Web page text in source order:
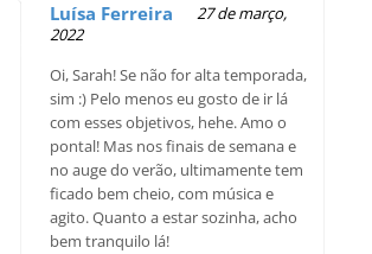
Luísa Ferreira
27 de março,
2022
Oi, Sarah! Se não for alta temporada,
sim :) Pelo menos eu gosto de ir lá
com esses objetivos, hehe. Amo o
pontal! Mas nos finais de semana e
no auge do verão, ultimamente tem
ficado bem cheio, com música e
agito. Quanto a estar sozinha, acho
bem tranquilo lá!